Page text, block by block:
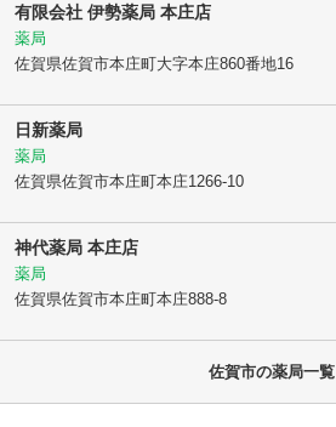
有限会社 伊勢薬局 本庄店
薬局
佐賀県佐賀市本庄町大字本庄860番地16
日新薬局
薬局
佐賀県佐賀市本庄町本庄1266-10
神代薬局 本庄店
薬局
佐賀県佐賀市本庄町本庄888-8
佐賀市の薬局一覧